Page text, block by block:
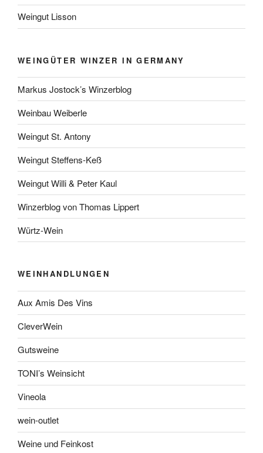
Weingut Lisson
WEINGÜTER WINZER IN GERMANY
Markus Jostock’s Winzerblog
Weinbau Weiberle
Weingut St. Antony
Weingut Steffens-Keß
Weingut Willi & Peter Kaul
Winzerblog von Thomas Lippert
Würtz-Wein
WEINHANDLUNGEN
Aux Amis Des Vins
CleverWein
Gutsweine
TONI’s Weinsicht
Vineola
wein-outlet
Weine und Feinkost